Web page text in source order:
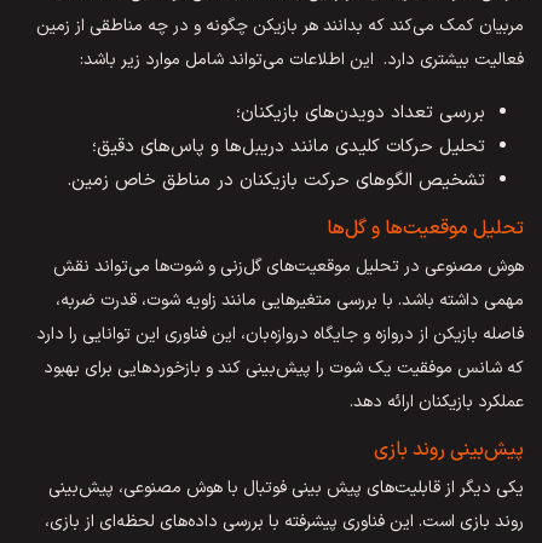
مربیان کمک می‌کند که بدانند هر بازیکن چگونه و در چه مناطقی از زمین
فعالیت بیشتری دارد. این اطلاعات می‌تواند شامل موارد زیر باشد:
بررسی تعداد دویدن‌های بازیکنان؛
تحلیل حرکات کلیدی مانند دریبل‌ها و پاس‌های دقیق؛
تشخیص الگوهای حرکت بازیکنان در مناطق خاص زمین.
تحلیل موقعیت‌ها و گل‌ها
هوش مصنوعی در تحلیل موقعیت‌های گل‌زنی و شوت‌ها می‌تواند نقش
مهمی داشته باشد. با بررسی متغیرهایی مانند زاویه شوت، قدرت ضربه،
فاصله بازیکن از دروازه و جایگاه دروازه‌بان، این فناوری این توانایی را دارد
که شانس موفقیت یک شوت را پیش‌بینی کند و بازخوردهایی برای بهبود
عملکرد بازیکنان ارائه دهد.
پیش‌بینی روند بازی
یکی دیگر از قابلیت‌های پیش بینی فوتبال با هوش مصنوعی، پیش‌بینی
روند بازی است. این فناوری پیشرفته با بررسی داده‌های لحظه‌ای از بازی،